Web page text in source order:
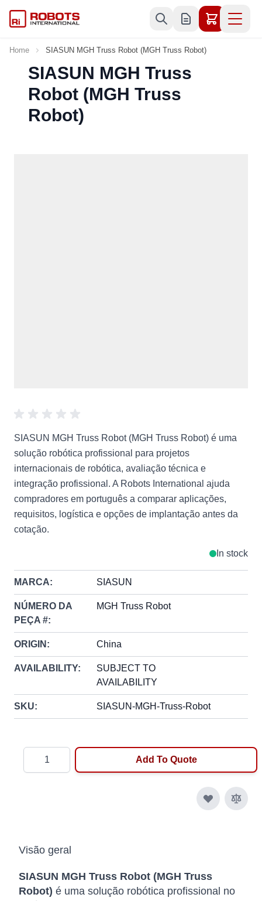
Home SIASUN MGH Truss Robot (MGH Truss Robot)
SIASUN MGH Truss
Robot (MGH Truss
Robot)
SIASUN MGH Truss Robot (MGH Truss Robot) é uma
solução robótica profissional para projetos
internacionais de robótica, avaliação técnica e
integração profissional. A Robots International ajuda
compradores em português a comparar aplicações,
requisitos, logística e opções de implantação antes da
cotação.
In stock
MARCA: SIASUN
NÚMERO DA
PEÇA #:
MGH Truss Robot
ORIGIN: China
AVAILABILITY:
SUBJECT TO
AVAILABILITY
SKU: SIASUN-MGH-Truss-Robot
Add To Quote
Visão geral
SIASUN MGH Truss Robot (MGH Truss
Robot) é uma solução robótica profissional no